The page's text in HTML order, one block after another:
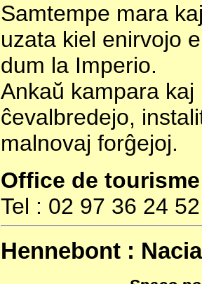
Samtempe mara
uzata kiel enirvojo
dum la Imperio.
Ankaŭ kampara
ĉevalbredejo,
malnovaj forĝejoj.
Office de tourisme
Tel : 02 97 36 24 52
Hennebont :